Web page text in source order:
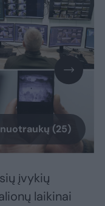
(25)
įvykių
laikinai